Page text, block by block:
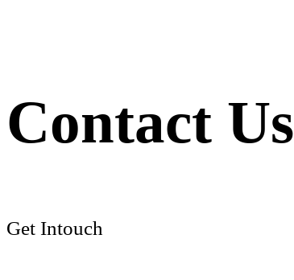
Contact Us
Get Intouch